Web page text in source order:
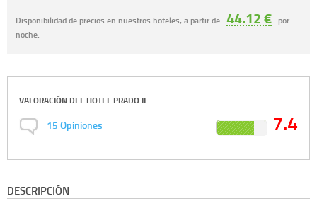
Disponibilidad de precios en nuestros hoteles, a partir de 44.12 € por
noche.
VALORACIÓN DEL HOTEL PRADO II
15Opiniones 7.4
DESCRIPCIÓN